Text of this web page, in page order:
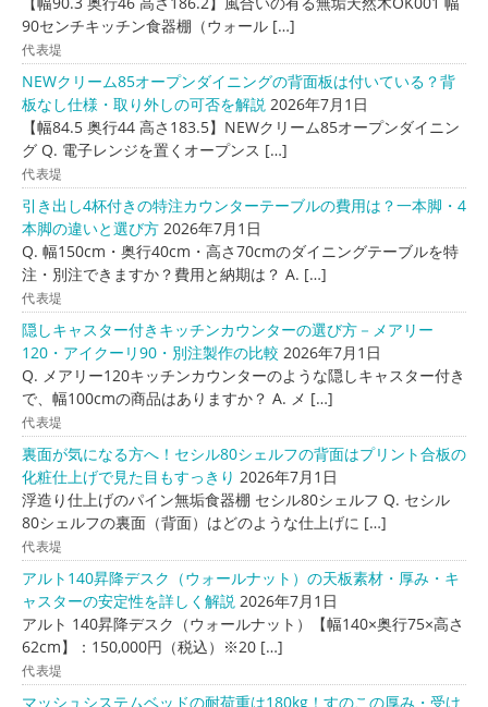
90センチキッチン食器棚（ウォール […]
代表堤
NEWクリーム85オープンダイニングの背面板は付いている？背
板なし仕様・取り外しの可否を解説 2026年7月1日
【幅84.5 奥行44 高さ183.5】NEWクリーム85オープンダイニン
グ Q. 電子レンジを置くオープンス […]
代表堤
引き出し4杯付きの特注カウンターテーブルの費用は？一本脚・4
本脚の違いと選び方 2026年7月1日
Q. 幅150cm・奥行40cm・高さ70cmのダイニングテーブルを特
注・別注できますか？費用と納期は？ A. […]
代表堤
隠しキャスター付きキッチンカウンターの選び方－メアリー
120・アイクーリ90・別注製作の比較 2026年7月1日
Q. メアリー120キッチンカウンターのような隠しキャスター付き
で、幅100cmの商品はありますか？ A. メ […]
代表堤
裏面が気になる方へ！セシル80シェルフの背面はプリント合板の
化粧仕上げで見た目もすっきり 2026年7月1日
浮造り仕上げのパイン無垢食器棚 セシル80シェルフ Q. セシル
80シェルフの裏面（背面）はどのような仕上げに […]
代表堤
アルト140昇降デスク（ウォールナット）の天板素材・厚み・キ
ャスターの安定性を詳しく解説 2026年7月1日
アルト 140昇降デスク（ウォールナット）【幅140×奥行75×高さ
62cm】：150,000円（税込）※20 […]
代表堤
マッシュシステムベッドの耐荷重は180kg！すのこの厚み・受け